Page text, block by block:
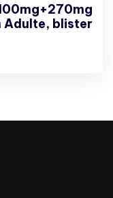
Adulte, blister